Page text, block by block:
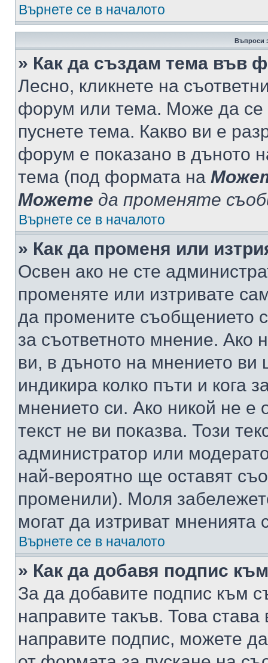
Върнете се в началото
Въпроси
» Как да създам тема във
Лесно, кликнете на
форум или тема. Може да се
пуснете тема. Какво ви е
форум е показано в дъното
тема (под формата на
Можете да променяте
Върнете се в началото
» Как да променя или
Освен ако не сте
променяте или изтривате
да промените съобщението
за съответното мнение. Ако
ви, в дъното на мнението ви
индикира колко пъти и кога
мнението си. Ако никой не е
текст не ви показва. Този
администратор или
най-вероятно ще оставят
променили). Моля
могат да изтриват мненията
Върнете се в началото
» Как да добавя подпис
За да добавите подпис към
направите такъв. Това
направите подпис, можете